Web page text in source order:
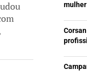
mulher